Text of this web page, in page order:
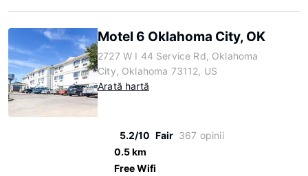
Motel 6 Oklahoma City, OK
2727 W I 44 Service Rd, Oklahoma
City, Oklahoma 73112, US
Arată hartă
5.2/10 Fair 367 opinii
0.5 km
Free Wifi